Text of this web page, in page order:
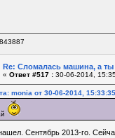
Re: Сломалась машина, а
« Ответ #517 : 30-06-2014,
monia от 30-06-2014, 15:33:35
Сентябрь 2013-го.